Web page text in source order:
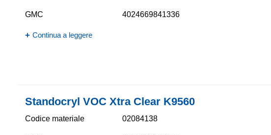
GMC 4024669841336
Continua a leggere
Standocryl VOC Xtra Clear K9560
Codice materiale 02084138